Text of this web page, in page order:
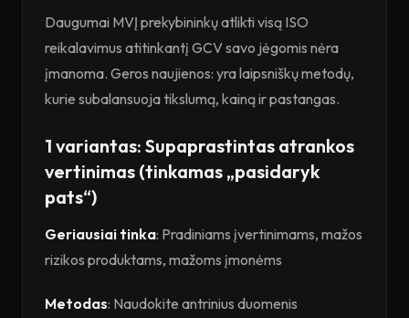
Daugumai MVĮ prekybininkų atlikti visą ISO
reikalavimus atitinkantį GCV savo jėgomis nėra
įmanoma. Geros naujienos: yra laipsniškų metodų,
kurie subalansuoja tikslumą, kainą ir pastangas.
1 variantas: Supaprastintas atrankos
vertinimas (tinkamas „pasidaryk
pats“)
Geriausiai tinka: Pradiniams įvertinimams, mažos
rizikos produktams, mažoms įmonėms
Metodas: Naudokite antrinius duomenis